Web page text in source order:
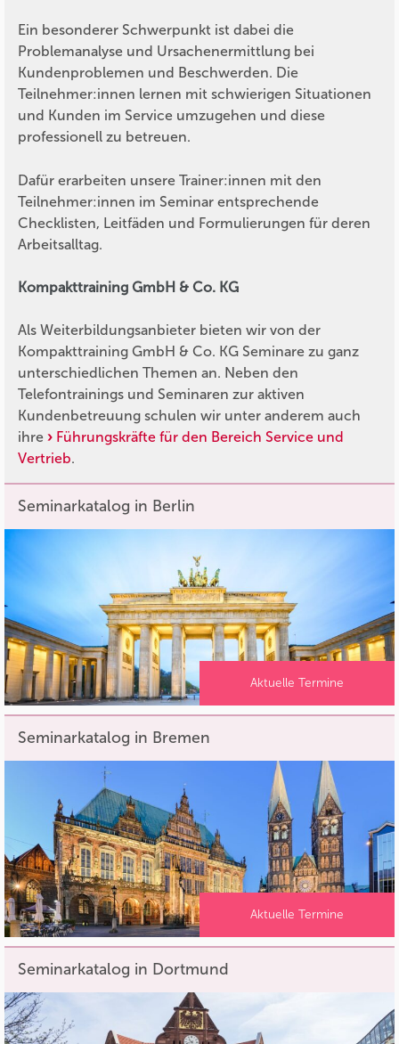
Ein besonderer Schwerpunkt ist dabei die
Problemanalyse und Ursachenermittlung bei
Kundenproblemen und Beschwerden. Die
Teilnehmer:innen lernen mit schwierigen Situationen
und Kunden im Service umzugehen und diese
professionell zu betreuen.
Dafür erarbeiten unsere Trainer:innen mit den
Teilnehmer:innen im Seminar entsprechende
Checklisten, Leitfäden und Formulierungen für deren
Arbeitsalltag.
Kompakttraining GmbH & Co. KG
Als Weiterbildungsanbieter bieten wir von der
Kompakttraining GmbH & Co. KG Seminare zu ganz
unterschiedlichen Themen an. Neben den
Telefontrainings und Seminaren zur aktiven
Kundenbetreuung schulen wir unter anderem auch
ihre
Führungskräfte für den Bereich Service und
Vertrieb.
Seminarkatalog in Berlin
Aktuelle Termine
Seminarkatalog in Bremen
Aktuelle Termine
Seminarkatalog in Dortmund